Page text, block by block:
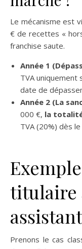
Le mécanisme est
€ de recettes «
franchise saute.
Année 1
TVA uniquement
date de
Année 2 (La
000 €, la
TVA (20%) dès
titulaire
Prenons le cas